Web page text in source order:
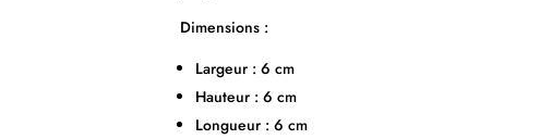
Dimensions :
Largeur : 6 cm
Hauteur : 6 cm
Longueur : 6 cm